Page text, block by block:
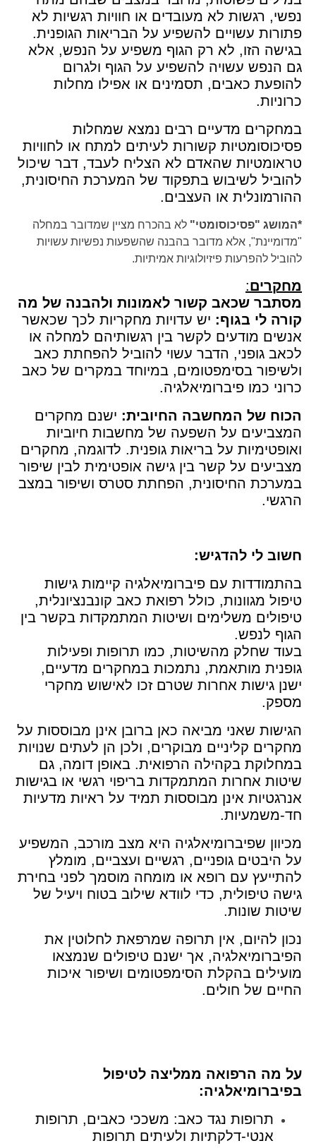
נפשי, רגשות לא מעובדים או חוויות רגשיות לא
פתורות עשויים להשפיע על הבריאות הגופנית.
בגישה הזו, לא רק הגוף משפיע על הנפש, אלא
גם הנפש עשויה להשפיע על הגוף ולגרום
להופעת כאבים, תסמינים או אפילו מחלות
כרוניות.
במחקרים מדעיים רבים נמצא שמחלות
פסיכוסומטיות קשורות לעיתים למתח או לחוויות
טראומטיות שהאדם לא הצליח לעבד, דבר שיכול
להוביל לשיבוש בתפקוד של המערכת החיסונית,
ההורמונלית או העצבים.
*המושג "פסיכוסומטי" לא בהכרח מציין שמדובר במחלה
"מדומיינת", אלא מדובר בהבנה שהשפעות נפשיות עשויות
להוביל להפרעות פיזיולוגיות אמיתיות.
מחקרים:
מסתבר שכאב קשור לאמונות ולהבנה של מה
קורה לי בגוף: יש עדויות מחקריות לכך שכאשר
אנשים מודעים לקשר בין רגשותיהם למחלה או
לכאב גופני, הדבר עשוי להוביל להפחתת כאב
ולשיפור בסימפטומים, במיוחד במקרים של כאב
כרוני כמו פיברומיאלגיה.
הכוח של המחשבה החיובית: ישנם מחקרים
המצביעים על השפעה של מחשבות חיוביות
ואופטימיות על בריאות גופנית. לדוגמה, מחקרים
מצביעים על קשר בין גישה אופטימית לבין שיפור
במערכת החיסונית, הפחתת סטרס ושיפור במצב
הרגשי.
חשוב לי להדגיש:
בהתמודדות עם פיברומיאלגיה קיימות גישות
טיפול מגוונות, כולל רפואת כאב קונבנציונלית,
טיפולים משלימים ושיטות המתמקדות בקשר בין
הגוף לנפש.
בעוד שחלק מהשיטות, כמו תרופות ופעילות
גופנית מותאמת, נתמכות במחקרים מדעיים,
ישנן גישות אחרות שטרם זכו לאישוש מחקרי
מספק.
הגישות שאני מביאה כאן ברובן אינן מבוססות על
מחקרים קליניים מבוקרים, ולכן הן לעתים שנויות
במחלוקת בקהילה הרפואית. באופן דומה, גם
שיטות אחרות המתמקדות בריפוי רגשי או בגישות
אנרגטיות אינן מבוססות תמיד על ראיות מדעיות
חד-משמעיות.
מכיוון שפיברומיאלגיה היא מצב מורכב, המשפיע
על היבטים גופניים, רגשיים ועצביים, מומלץ
להתייעץ עם רופא או מומחה מוסמך לפני בחירת
גישה טיפולית, כדי לוודא שילוב בטוח ויעיל של
שיטות שונות.
נכון להיום, אין תרופה שמרפאת לחלוטין את
הפיברומיאלגיה, אך ישנם טיפולים שנמצאו
מועילים בהקלת הסימפטומים ושיפור איכות
החיים של חולים.
על מה הרפואה ממליצה לטיפול
בפיברומיאלגיה:
תרופות נגד כאב: משככי כאבים, תרופות
אנטי-דלקתיות ולעיתים תרופות